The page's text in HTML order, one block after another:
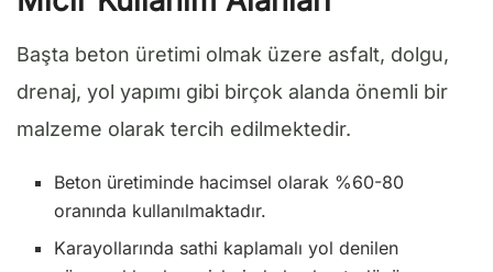
Başta beton üretimi olmak üzere asfalt, dolgu,
drenaj, yol yapımı gibi birçok alanda önemli bir
malzeme olarak tercih edilmektedir.
Beton üretiminde hacimsel olarak %60-80
oranında kullanılmaktadır.
Karayollarında sathi kaplamalı yol denilen